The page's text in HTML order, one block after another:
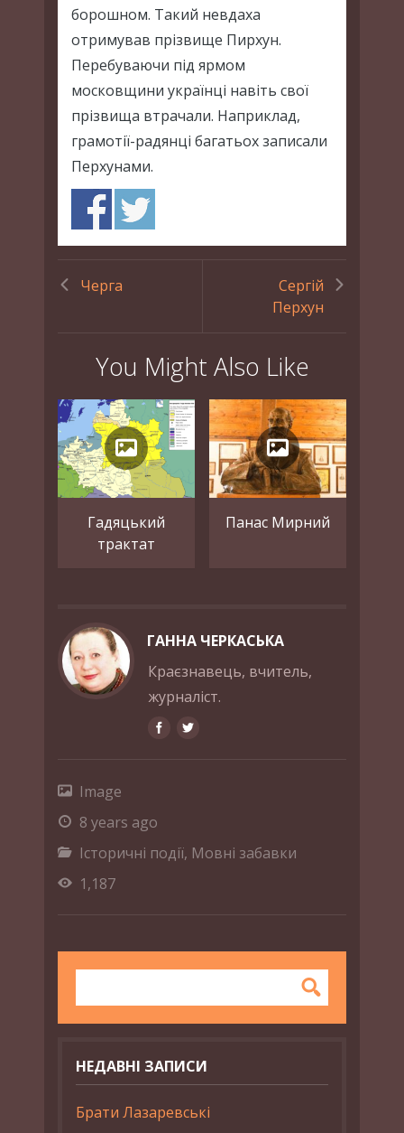
борошном. Такий невдаха
отримував прізвище Пирхун.
Перебуваючи під ярмом
московщини українці навіть свої
прізвища втрачали. Наприклад,
грамотії-радянці багатьох записали
Перхунами.
Черга
Сергій
Перхун
You Might Also Like
Гадяцький
трактат
Панас Мирний
ГАННА ЧЕРКАСЬКА
Краєзнавець, вчитель,
журналіст.
Image
8 years ago
Історичні події, Мовні забавки
1,187
НЕДАВНІ ЗАПИСИ
Брати Лазаревські